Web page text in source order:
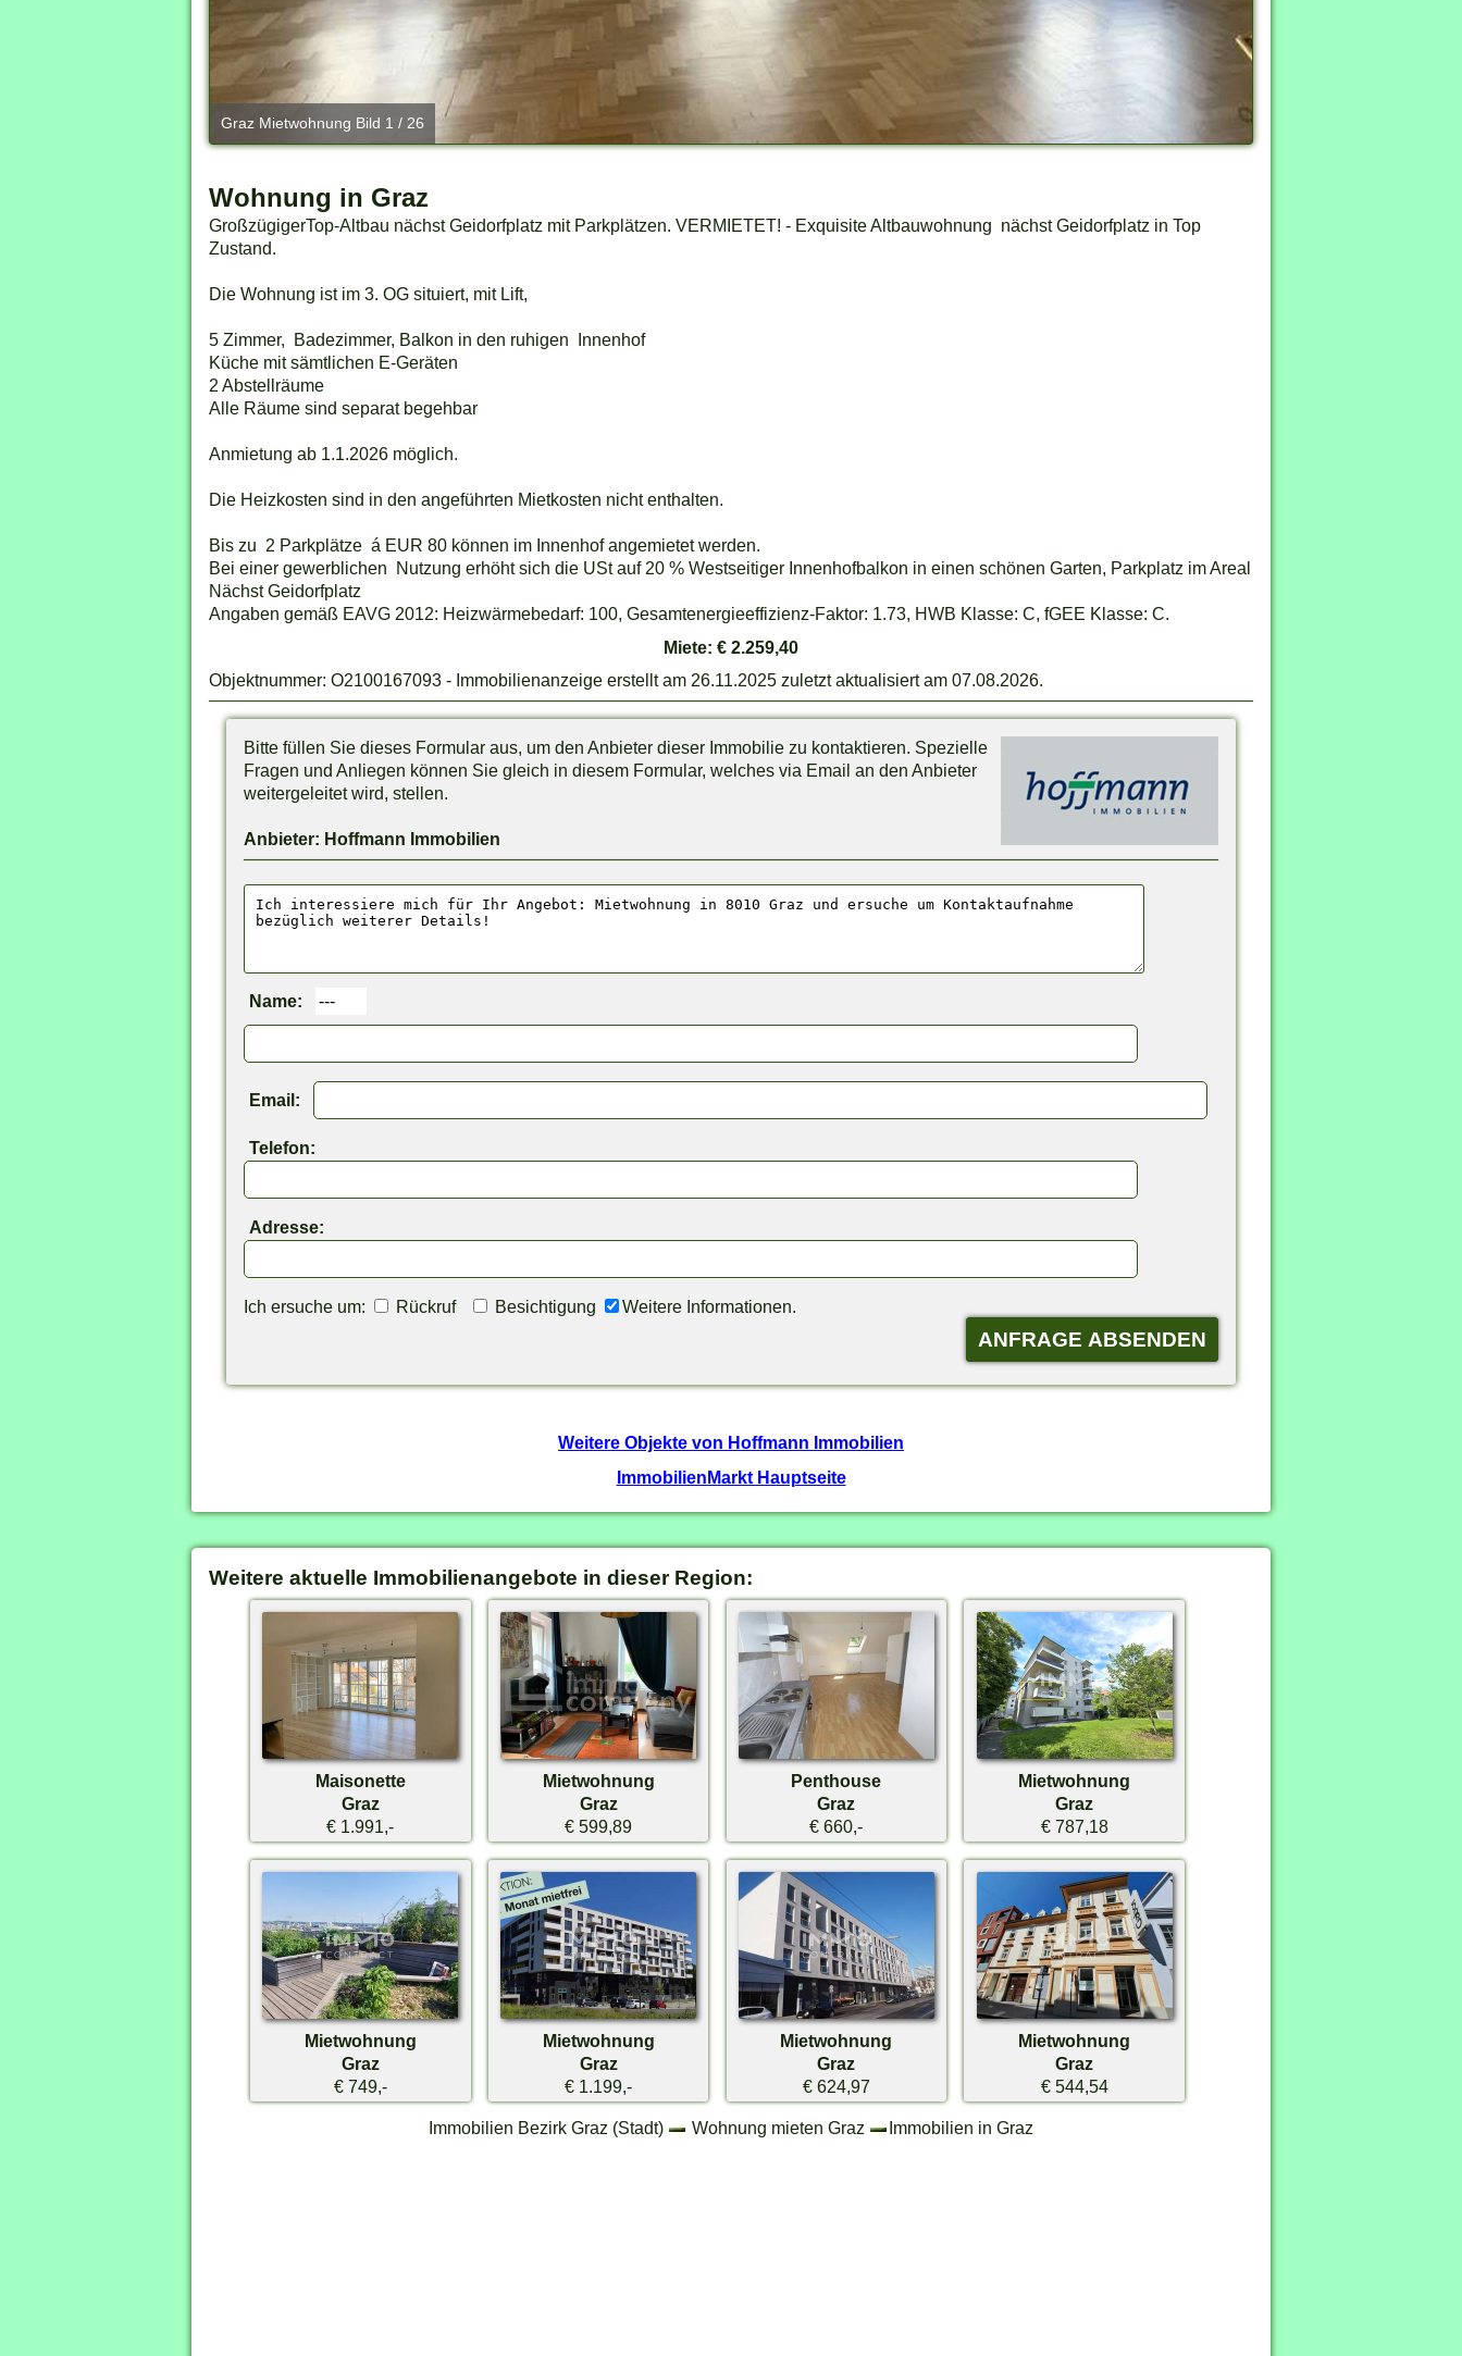
Graz Mietwohnung Bild 1 / 26
Wohnung in Graz
GroßzügigerTop-Altbau nächst Geidorfplatz mit Parkplätzen. VERMIETET! - Exquisite Altbauwohnung nächst Geidorfplatz in Top
Zustand.
Die Wohnung ist im 3. OG situiert, mit Lift,
5 Zimmer, Badezimmer, Balkon in den ruhigen Innenhof
Küche mit sämtlichen E-Geräten
2 Abstellräume
Alle Räume sind separat begehbar
Anmietung ab 1.1.2026 möglich.
Die Heizkosten sind in den angeführten Mietkosten nicht enthalten.
Bis zu 2 Parkplätze á EUR 80 können im Innenhof angemietet werden.
Bei einer gewerblichen Nutzung erhöht sich die USt auf 20 % Westseitiger Innenhofbalkon in einen schönen Garten, Parkplatz im Areal
Nächst Geidorfplatz
Angaben gemäß EAVG 2012: Heizwärmebedarf: 100, Gesamtenergieeffizienz-Faktor: 1.73, HWB Klasse: C, fGEE Klasse: C.
Miete: € 2.259,40
Objektnummer: O2100167093 - Immobilienanzeige erstellt am 26.11.2025 zuletzt aktualisiert am 07.08.2026.
Bitte füllen Sie dieses Formular aus, um den Anbieter dieser Immobilie zu kontaktieren. Spezielle
Fragen und Anliegen können Sie gleich in diesem Formular, welches via Email an den Anbieter
weitergeleitet wird, stellen.
Anbieter: Hoffmann Immobilien
Name:
Email:
Telefon:
Adresse:
Ich ersuche um: Rückruf Besichtigung Weitere Informationen.
Weitere Objekte von Hoffmann Immobilien
ImmobilienMarkt Hauptseite
Weitere aktuelle Immobilienangebote in dieser Region:
Maisonette
Graz
€ 1.991,-
Mietwohnung
Graz
€ 599,89
Penthouse
Graz
€ 660,-
Mietwohnung
Graz
€ 787,18
Mietwohnung
Graz
€ 749,-
Mietwohnung
Graz
€ 1.199,-
Mietwohnung
Graz
€ 624,97
Mietwohnung
Graz
€ 544,54
Immobilien Bezirk Graz (Stadt) Wohnung mieten Graz Immobilien in Graz